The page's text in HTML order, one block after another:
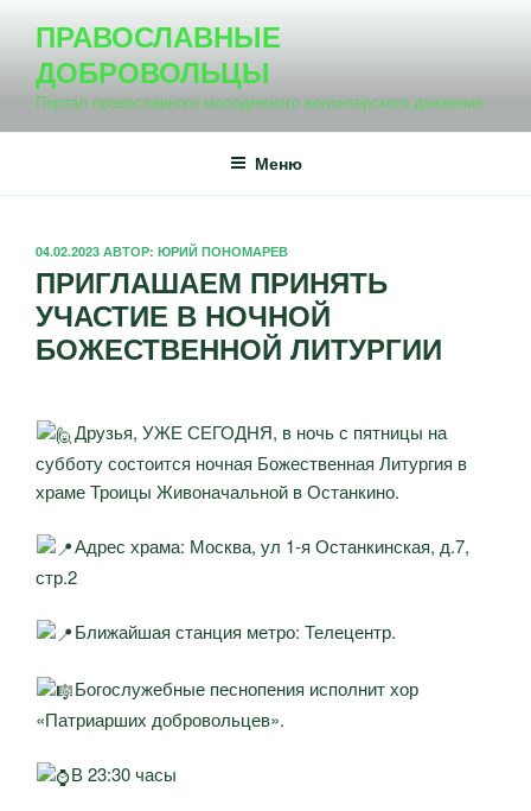
содержимому
ПРАВОСЛАВНЫЕ
ДОБРОВОЛЬЦЫ
Портал православного молодежного волонтерского движения
Меню
ОПУБЛИКОВАНО
04.02.2023 АВТОР: ЮРИЙ ПОНОМАРЕВ
ПРИГЛАШАЕМ ПРИНЯТЬ
УЧАСТИЕ В НОЧНОЙ
БОЖЕСТВЕННОЙ ЛИТУРГИИ
Друзья, УЖЕ СЕГОДНЯ, в ночь с пятницы на
субботу состоится ночная Божественная Литургия в
храме Троицы Живоначальной в Останкино.
Адрес храма: Москва, ул 1-я Останкинская, д.7,
стр.2
Ближайшая станция метро: Телецентр.
Богослужебные песнопения исполнит хор
«Патриарших добровольцев».
В 23:30 часы